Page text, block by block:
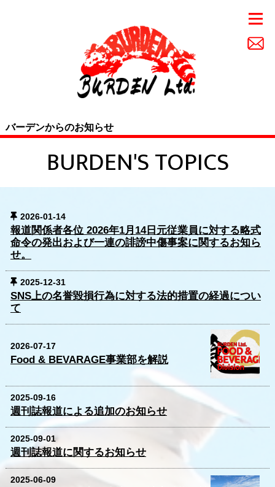
バーデンからのお知らせ
BURDEN'S TOPICS
2026-01-14
報道関係者各位 2026年1月14日元従業員に対する略式
命令の発出および一連の誹謗中傷事案に関するお知ら
せ。
2025-12-31
SNS上の名誉毀損行為に対する法的措置の経過につい
て
2026-07-17
Food & BEVARAGE事業部を解説
2025-09-16
週刊誌報道による追加のお知らせ
2025-09-01
週刊誌報道に関するお知らせ
2025-06-09